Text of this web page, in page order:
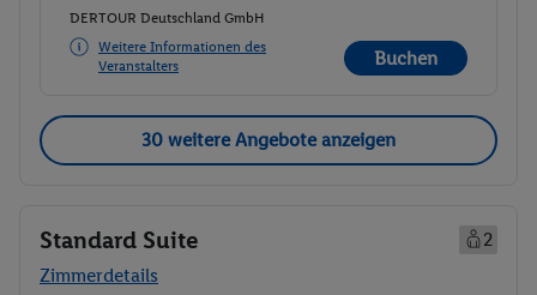
DERTOUR Deutschland GmbH
Weitere Informationen des
Veranstalters
Buchen
30 weitere Angebote anzeigen
Standard Suite
2
Zimmerdetails